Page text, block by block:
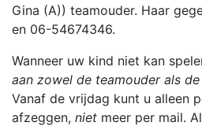
Gina (A)) teamouder. Haar
en 06-54674346.
Wanneer uw kind niet kan
aan zowel de teamouder als
Vanaf de vrijdag kunt u alleen
afzeggen, niet meer per mail.